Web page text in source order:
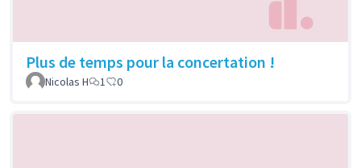
Plus de temps pour la concertation !
Nicolas H 1 0